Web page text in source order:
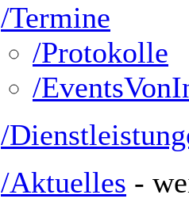
/Termine
/Protokolle
/
/
/Aktuelles -